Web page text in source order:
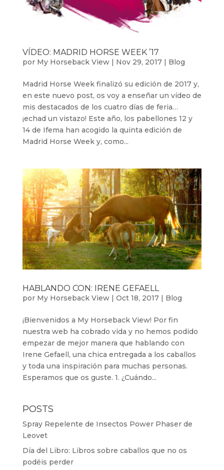
VÍDEO: MADRID HORSE WEEK ’17
por My Horseback View| Nov 29, 2017| Blog
Madrid Horse Week finalizó su edición de 2017 y,
en este nuevo post, os voy a enseñar un vídeo de
mis destacados de los cuatro días de feria…
¡echad un vistazo! Este año, los pabellones 12 y
14 de Ifema han acogido la quinta edición de
Madrid Horse Week y, como...
HABLANDO CON: IRENE GEFAELL
por My Horseback View| Oct 18, 2017| Blog
¡Bienvenidos a My Horseback View! Por fin
nuestra web ha cobrado vida y no hemos podido
empezar de mejor manera que hablando con
Irene Gefaell, una chica entregada a los caballos
y toda una inspiración para muchas personas.
Esperamos que os guste. 1. ¿Cuándo...
POSTS
Spray Repelente de Insectos Power Phaser de
Leovet
Día del Libro: Libros sobre caballos que no os
podéis perder